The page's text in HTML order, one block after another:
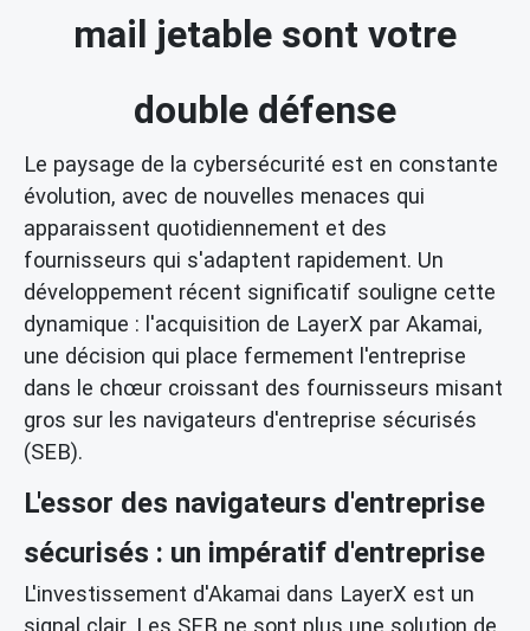
mail jetable sont votre
double défense
Le paysage de la cybersécurité est en constante
évolution, avec de nouvelles menaces qui
apparaissent quotidiennement et des
fournisseurs qui s'adaptent rapidement. Un
développement récent significatif souligne cette
dynamique : l'acquisition de LayerX par Akamai,
une décision qui place fermement l'entreprise
dans le chœur croissant des fournisseurs misant
gros sur les navigateurs d'entreprise sécurisés
(SEB).
L'essor des navigateurs d'entreprise
sécurisés : un impératif d'entreprise
L'investissement d'Akamai dans LayerX est un
signal clair. Les SEB ne sont plus une solution de